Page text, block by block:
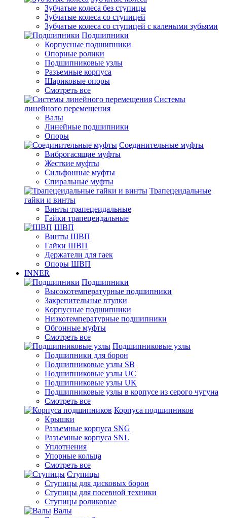
Зубчатые колеса без ступицы
Зубчатые колеса со ступицей
Зубчатые колеса со ступицей с калеными зубьями
Подшипники
Корпусные подшипники
Опорные ролики
Подшипниковые узлы
Разъемные корпуса
Шариковые опоры
Смотреть все
Системы
линейного перемещения
Валы
Линейные подшипники
Опоры
Соединительные муфты
Виброгасящие муфты
Жесткие муфты
Сильфонные муфты
Спиральные муфты
Трапецеидальные
гайки и винты
Винты трапецеидальные
Гайки трапецеидальные
ШВП
Винты ШВП
Гайки ШВП
Держатели для гаек
Опоры ШВП
INNER
Подшипники
Высокотемпературные подшипники
Закрепительные втулки
Корпусные подшипники
Низкотемпературные подшипники
Обгонные муфты
Смотреть все
Подшипниковые узлы
Подшипники для борон
Подшипниковые узлы SB
Подшипниковые узлы UC
Подшипниковые узлы UK
Подшипниковые узлы в корпусе из серого чугуна
Смотреть все
Корпуса подшипников
Крышки
Разъемные корпуса SNG
Разъемные корпуса SNL
Уплотнения
Упорные кольца
Смотреть все
Ступицы
Ступицы для дисковых борон
Ступицы для посевной техники
Ступицы роликовые
Валы